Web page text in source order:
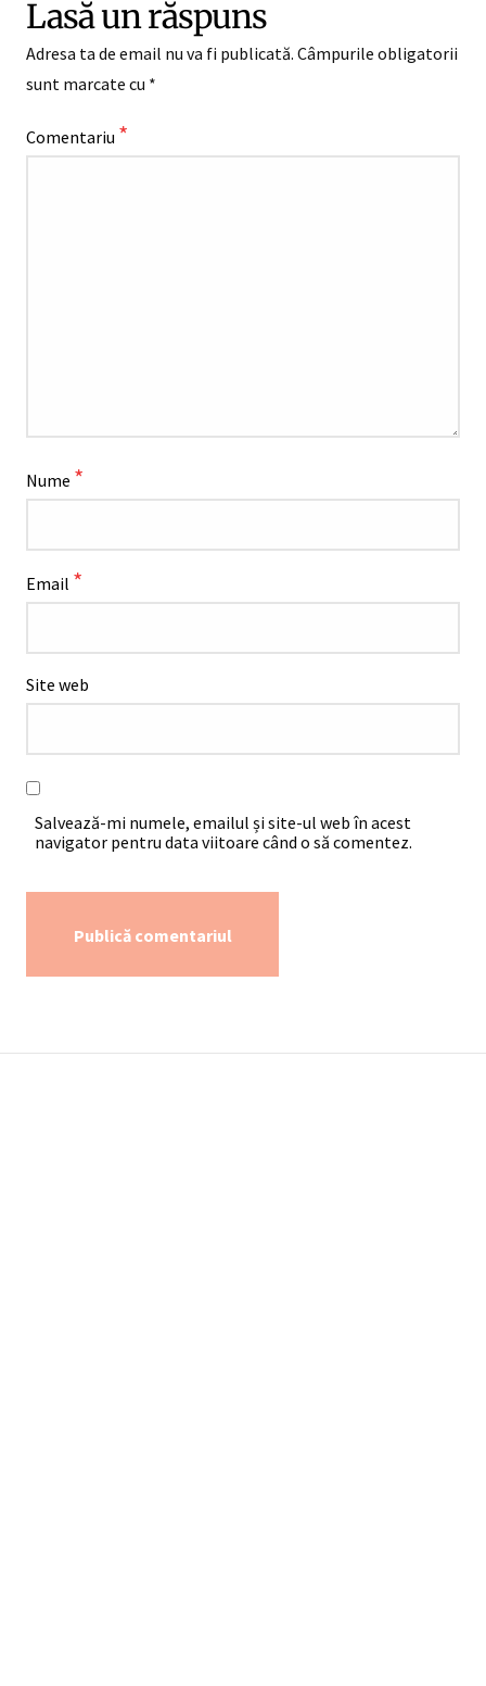
Lasă un răspuns
Adresa ta de email nu va fi publicată. Câmpurile obligatorii
sunt marcate cu *
Comentariu *
Nume *
Email *
Site web
Salvează-mi numele, emailul și site-ul web în acest
navigator pentru data viitoare când o să comentez.